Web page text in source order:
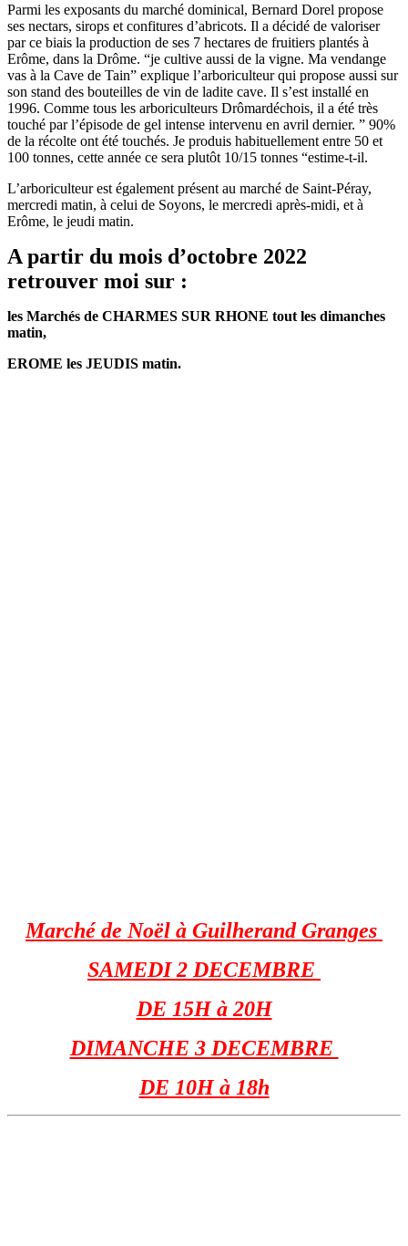
Parmi les exposants du marché dominical, Bernard Dorel propose
ses nectars, sirops et confitures d’abricots. Il a décidé de valoriser
par ce biais la production de ses 7 hectares de fruitiers plantés à
Erôme, dans la Drôme. “je cultive aussi de la vigne. Ma vendange
vas à la Cave de Tain” explique l’arboriculteur qui propose aussi sur
son stand des bouteilles de vin de ladite cave. Il s’est installé en
1996. Comme tous les arboriculteurs Drômardéchois, il a été très
touché par l’épisode de gel intense intervenu en avril dernier. ” 90%
de la récolte ont été touchés. Je produis habituellement entre 50 et
100 tonnes, cette année ce sera plutôt 10/15 tonnes “estime-t-il.
L’arboriculteur est également présent au marché de Saint-Péray,
mercredi matin, à celui de Soyons, le mercredi après-midi, et à
Erôme, le jeudi matin.
A partir du mois d’octobre 2022
retrouver moi sur :
les Marchés de CHARMES SUR RHONE tout les dimanches
matin,
EROME les JEUDIS matin.
Marché de Noël à Guilherand Granges
SAMEDI 2 DECEMBRE
DE 15H à 20H
DIMANCHE 3 DECEMBRE
DE 10H à 18h